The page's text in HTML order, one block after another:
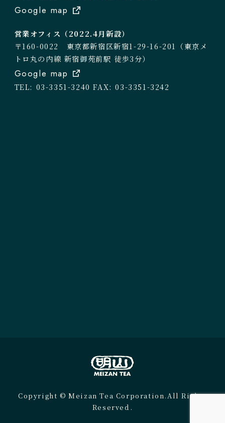
Google map
営業オフィス（2022.4月新設）
〒160-0022 東京都新宿区新宿1-29-16-201（東京メ
トロ丸の内線 新宿御苑前駅 徒歩3分）
Google map
TEL: 03-3351-3240 FAX: 03-3351-3242
Copyright © Meizan Tea Corporation.All Rights
Reserved.